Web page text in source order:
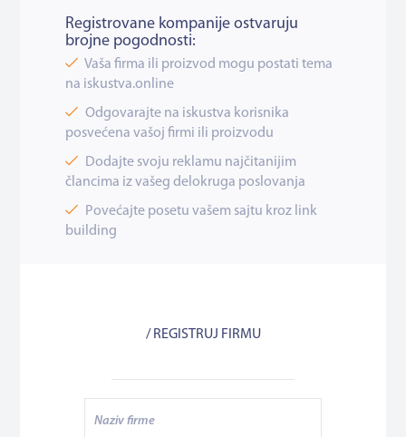
/ REGISTRUJ FIRMU
Registrovane kompanije ostvaruju
brojne pogodnosti:
Vaša firma ili proizvod mogu postati tema
na iskustva.online
Odgovarajte na iskustva korisnika
posvećena vašoj firmi ili proizvodu
Dodajte svoju reklamu najčitanijim
člancima iz vašeg delokruga poslovanja
Povećajte posetu vašem sajtu kroz link
building